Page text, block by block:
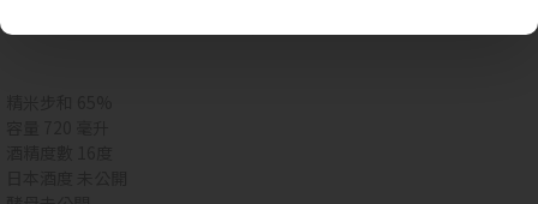
常溫時尤其能深深體會到它的風味。